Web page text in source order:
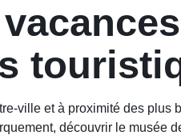
ville et à proximité des
découvrir le musée